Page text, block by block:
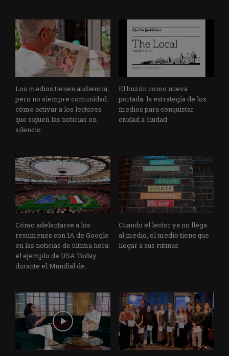
Los medios tienen audiencia,
pero no siempre comunidad:
cómo activar a los lectores
que siguen las noticias en
silencio
El buzón como nueva
portada: la estrategia de los
medios para conquistar
ciudad a ciudad
Cómo adelantarse a los
resúmenes con IA de Google
en las noticias de última hora:
el ejemplo de USA Today
durante el Mundial de...
Cuando el lector ya no llega
al medio, el medio tiene que
llegar a sus rutinas